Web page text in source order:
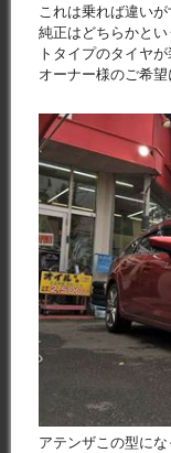
これは乗れば違いが
純正はどちらかと
トタイプのタイヤ
オーナー様のご希
アテンザこの型に